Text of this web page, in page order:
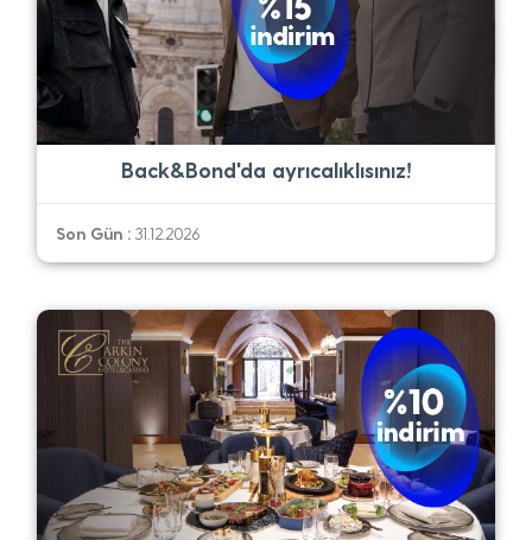
Back&Bond'da ayrıcalıklısınız!
Son Gün : 31.12.2026